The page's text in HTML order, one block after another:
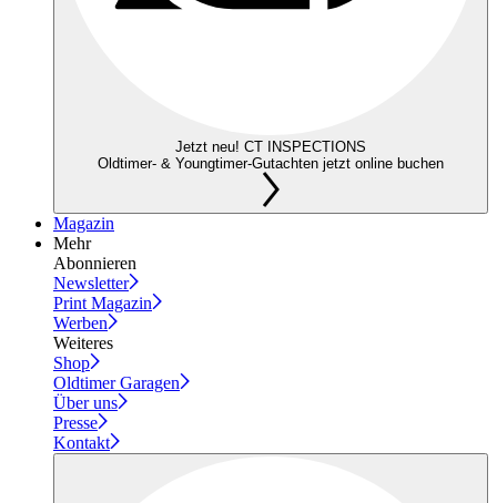
Jetzt neu! CT INSPECTIONS
Oldtimer- & Youngtimer-Gutachten jetzt online buchen
Magazin
Mehr
Abonnieren
Newsletter
Print Magazin
Werben
Weiteres
Shop
Oldtimer Garagen
Über uns
Presse
Kontakt